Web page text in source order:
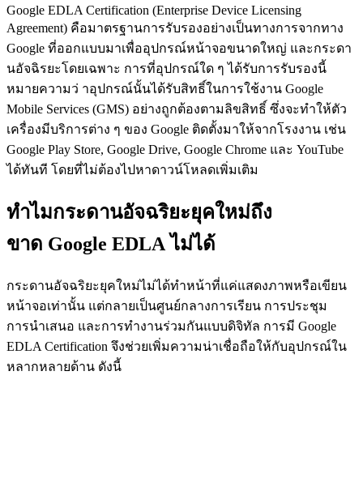
Google EDLA Certification (Enterprise Device Licensing
Agreement) คือมาตรฐานการรับรองอย่างเป็นทางการจากทาง
Google ที่ออกแบบมาเพื่ออุปกรณ์หน้าจอขนาดใหญ่ และกระดา
นอัจฉิรยะโดยเฉพาะ การที่อุปกรณ์ใด ๆ ได้รับการรับรองนี้
หมายความว่ าอุปกรณ์นั้นได้รับสิทธิ์ในการใช้งาน Google
Mobile Services (GMS) อย่างถูกต้องตามลิขสิทธิ์ ซึ่งจะทำให้ตัว
เครื่องมีบริการต่าง ๆ ของ Google ติดตั้งมาให้จากโรงงาน เช่น
Google Play Store, Google Drive, Google Chrome และ YouTube
ได้ทันที โดยที่ไม่ต้องไปหาดาวน์โหลดเพิ่มเติม
ทำไมกระดานอัจฉริยะยุคใหม่ถึง
ขาด Google EDLAไม่ได้
กระดานอัจฉริยะยุคใหม่ไม่ได้ทำหน้าที่แค่แสดงภาพหรือเขียน
หน้าจอเท่านั้น แต่กลายเป็นศูนย์กลางการเรียน การประชุม
การนำเสนอ และการทำงานร่วมกันแบบดิจิทัล การมี Google
EDLA Certification จึงช่วยเพิ่มความน่าเชื่อถือให้กับอุปกรณ์ใน
หลากหลายด้าน ดังนี้